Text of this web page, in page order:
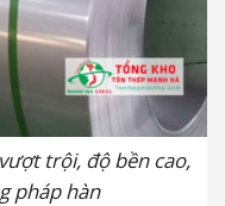
trội, độ bền cao,
pháp hàn